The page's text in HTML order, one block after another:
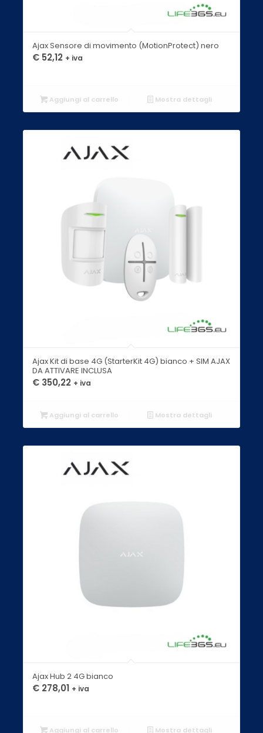
Ajax Sensore di movimento (MotionProtect) nero
€52,12 + iva
Aggiungi al carrello Mostra dettagli
Ajax Kit di base 4G (StarterKit 4G) bianco + SIM AJAX
DA ATTIVARE INCLUSA
€350,22 + iva
Aggiungi al carrello Mostra dettagli
Ajax Hub 2 4G bianco
€278,01 + iva
Aggiungi al carrello Mostra dettagli